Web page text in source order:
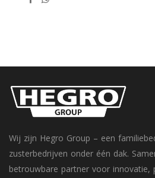
Wij zijn Hegro Group – een
zusterbedrijven onder één dak.
betrouwbare partner voor innovatie,